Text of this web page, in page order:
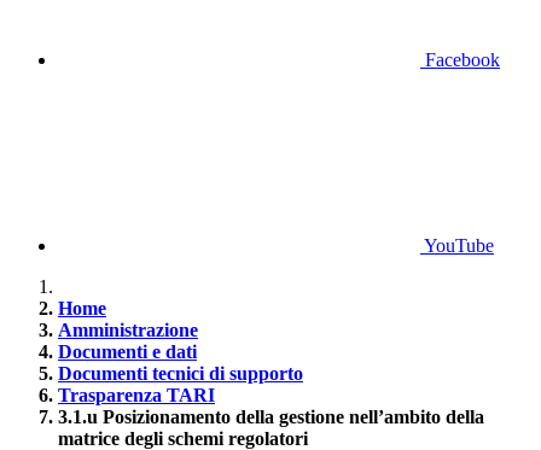
Facebook
YouTube
Home
Amministrazione
Documenti e dati
Documenti tecnici di supporto
Trasparenza TARI
3.1.u Posizionamento della gestione nell’ambito della
matrice degli schemi regolatori